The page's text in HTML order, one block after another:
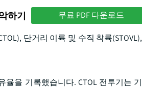
하기 무료 PDF 다운로드
단거리 이륙 및 수직 착륙
율을 기록했습니다. CTOL 전투기는